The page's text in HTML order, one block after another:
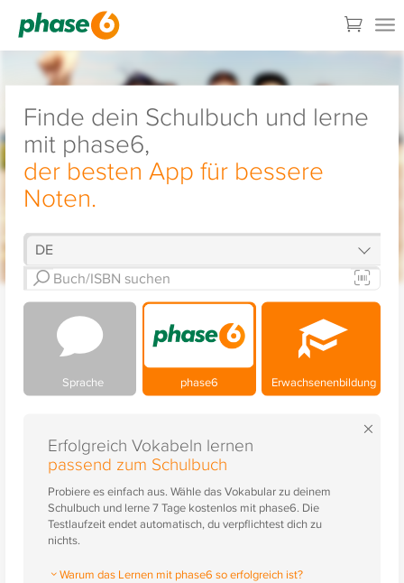
Finde dein Schulbuch und lerne
mit phase6,
der besten App für bessere
Noten.
Sprache phase6 Erwachsenenbildung
×
Erfolgreich Vokabeln lernen
passend zum Schulbuch
Probiere es einfach aus. Wähle das Vokabular zu deinem
Schulbuch und lerne 7 Tage kostenlos mit phase6. Die
Testlaufzeit endet automatisch, du verpflichtest dich zu
nichts.
Warum das Lernen mit phase6 so erfolgreich ist?